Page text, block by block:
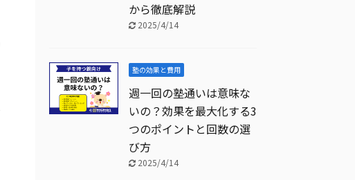
から徹底解説
2025/4/14
塾の効果と費用
週一回の塾通いは意味な
いの？効果を最大化する3
つのポイントと回数の選
び方
2025/4/14